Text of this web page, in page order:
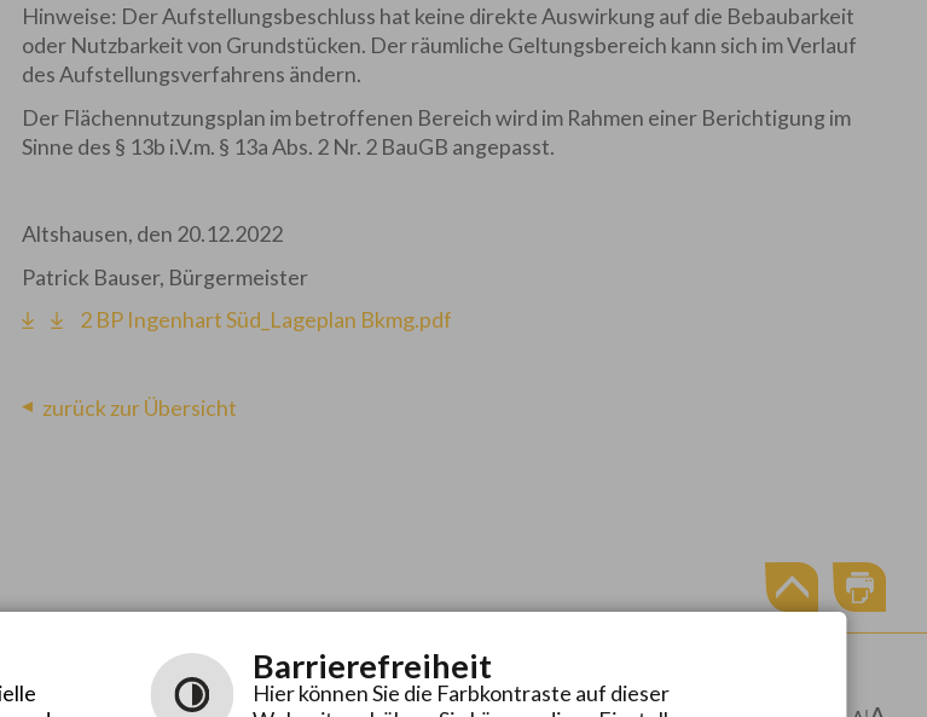
Hinweise: Der Aufstellungsbeschluss hat keine direkte Auswirkung auf die Bebaubarkeit
oder Nutzbarkeit von Grundstücken. Der räumliche Geltungsbereich kann sich im Verlauf
des Aufstellungsverfahrens ändern.
Der Flächennutzungsplan im betroffenen Bereich wird im Rahmen einer Berichtigung im
Sinne des § 13b i.V.m. § 13a Abs. 2 Nr. 2 BauGB angepasst.
Altshausen, den 20.12.2022
Patrick Bauser, Bürgermeister
2 BP Ingenhart Süd_Lageplan Bkmg.pdf
zurück zur Übersicht
Barrierefreiheit
Hier können Sie die Farbkontraste auf dieser